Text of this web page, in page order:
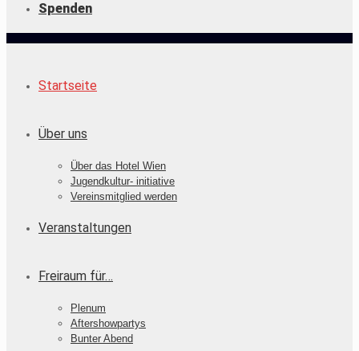
Spenden
Startseite
Über uns
Über das Hotel Wien
Jugendkultur- initiative
Vereinsmitglied werden
Veranstaltungen
Freiraum für…
Plenum
Aftershowpartys
Bunter Abend